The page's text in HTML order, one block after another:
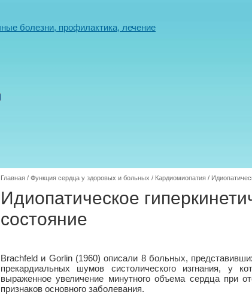
Главная / Функция сердца у здоровых и больных / Кардиомиопатия /
Идиопатическое
состояние
Brachfeld и Gorlin (1960) описали 8 больных,
прекардиальных шумов систолического изгнания, у
выраженное увеличение минутного объема сердца при
признаков основного заболевания.